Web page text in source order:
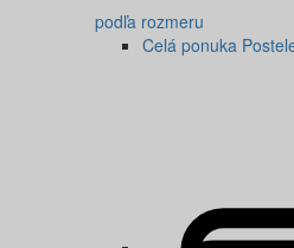
podľa rozmeru
Celá ponuka